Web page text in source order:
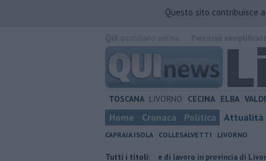
Questo sito contribuisce
TOSCANA LIVORNO CECINA ELBA
Home Cronaca Politica Attualità
CAPRAIA ISOLA COLLESALVETTI LIVORNO
Tutti i titoli:
​Tutte le offerte di lavoro in provincia di Livorno